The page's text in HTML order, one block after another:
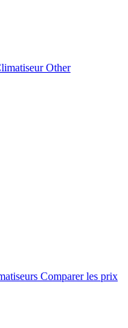
Other
Comparer les prix